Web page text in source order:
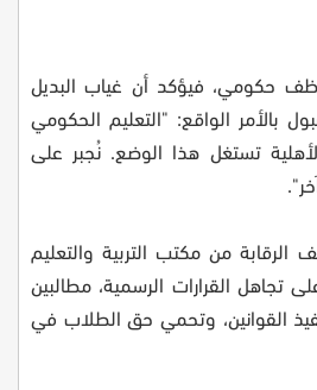
حكومي، فيؤكد أن غياب البديل
بالأمر الواقع: "التعليم الحكومي
تستغل هذا الوضع. نُجبر على
الرقابة من مكتب التربية والتعليم
تجاهل القرارات الرسمية، مطالبين
القوانين، وتحمي حق الطلاب في